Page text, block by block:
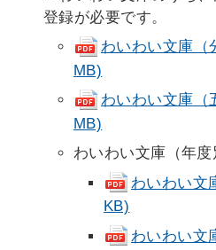
登録が必要です。
わいわい文庫（
MB)
わいわい文庫（
MB)
わいわい文庫（年度
わいわい文
KB)
わいわい文